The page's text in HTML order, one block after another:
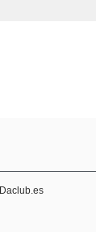
Daclub.es